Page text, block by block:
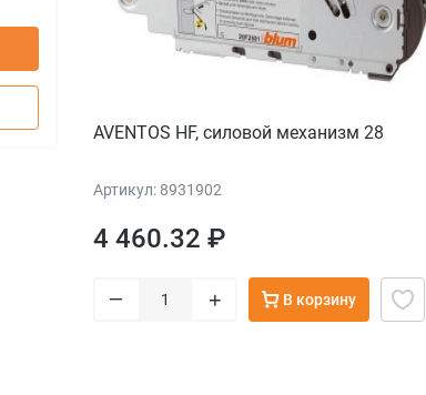
AVENTOS HF, силовой механизм 28
Артикул: 8931902
4 460.32 ₽
– + В корзину